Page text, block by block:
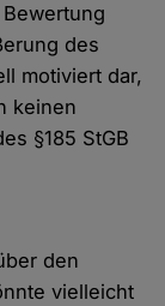
des
motiviert dar,
keinen
§185 StGB
den
vielleicht